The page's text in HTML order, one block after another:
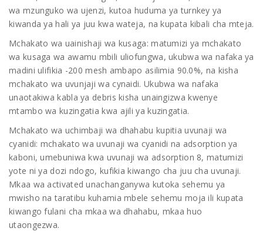
wa mzunguko wa ujenzi, kutoa huduma ya turnkey ya
kiwanda ya hali ya juu kwa wateja, na kupata kibali cha mteja.
Mchakato wa uainishaji wa kusaga: matumizi ya mchakato
wa kusaga wa awamu mbili uliofungwa, ukubwa wa nafaka ya
madini ulifikia -200 mesh ambapo asilimia 90.0%, na kisha
mchakato wa uvunjaji wa cynaidi. Ukubwa wa nafaka
unaotakiwa kabla ya debris kisha unaingizwa kwenye
mtambo wa kuzingatia kwa ajili ya kuzingatia.
Mchakato wa uchimbaji wa dhahabu kupitia uvunaji wa
cyanidi: mchakato wa uvunaji wa cyanidi na adsorption ya
kaboni, umebuniwa kwa uvunaji wa adsorption 8, matumizi
yote ni ya dozi ndogo, kufikia kiwango cha juu cha uvunaji.
Mkaa wa activated unachanganywa kutoka sehemu ya
mwisho na taratibu kuhamia mbele sehemu moja ili kupata
kiwango fulani cha mkaa wa dhahabu, mkaa huo
utaongezwa.